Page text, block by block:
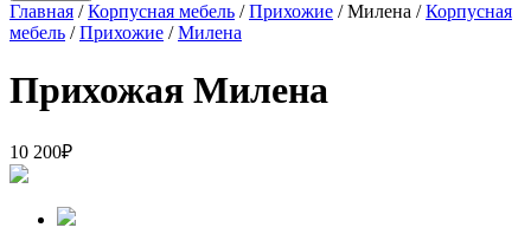
Главная /Корпусная мебель /Прихожие / Милена /Корпусная
мебель /Прихожие /Милена
Прихожая Милена
10 200₽